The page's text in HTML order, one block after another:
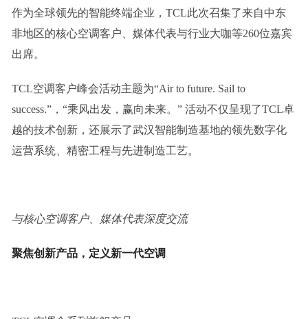
作为全球领先的智能终端企业，TCL此次召集了来自中东
非地区的核心空调客户、媒体代表与行业大咖等260位嘉宾
出席。
TCL空调客户峰会活动主题为“Air to future. Sail to
success.”，“乘风出发，赢向未来。” 活动不仅呈现了TCL卓
越的技术创新，还展示了武汉智能制造基地的领先数字化
运营系统、精密工程与先进制造工艺。
与核心空调客户、媒体代表深度交流
聚焦创新产品，定义新一代空调